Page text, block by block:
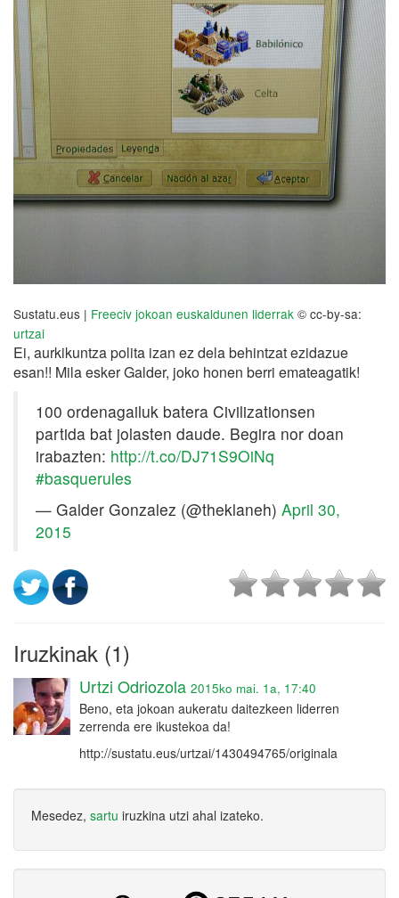
Sustatu.eus | Freeciv jokoan euskaldunen liderrak © cc-by-sa:
urtzai
Ei, aurkikuntza polita izan ez dela behintzat ezidazue
esan!! Mila esker Galder, joko honen berri emateagatik!
100 ordenagailuk batera Civilizationsen
partida bat jolasten daude. Begira nor doan
irabazten: http://t.co/DJ71S9OiNq
#basquerules
— Galder Gonzalez (@theklaneh) April 30,
2015
Iruzkinak (1)
Urtzi Odriozola 2015ko mai. 1a, 17:40
Beno, eta jokoan aukeratu daitezkeen liderren
zerrenda ere ikustekoa da!
http://sustatu.eus/urtzai/1430494765/originala
Mesedez, sartu iruzkina utzi ahal izateko.